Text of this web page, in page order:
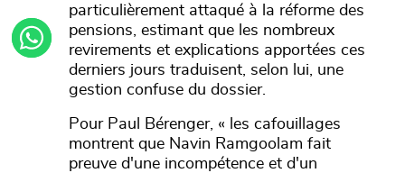
particulièrement attaqué à la réforme des
pensions, estimant que les nombreux
revirements et explications apportées ces
derniers jours traduisent, selon lui, une
gestion confuse du dossier.
Pour Paul Bérenger, « les cafouillages
montrent que Navin Ramgoolam fait
preuve d'une incompétence et d'un